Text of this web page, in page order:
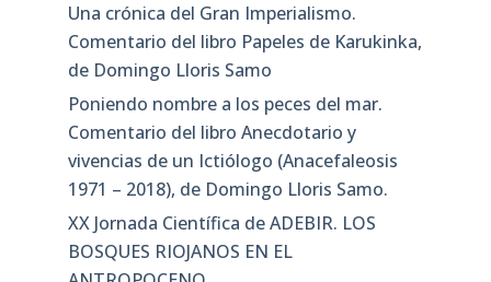
Una crónica del Gran Imperialismo.
Comentario del libro Papeles de Karukinka,
de Domingo Lloris Samo
Poniendo nombre a los peces del mar.
Comentario del libro Anecdotario y
vivencias de un Ictiólogo (Anacefaleosis
1971 – 2018), de Domingo Lloris Samo.
XX Jornada Científica de ADEBIR. LOS
BOSQUES RIOJANOS EN EL